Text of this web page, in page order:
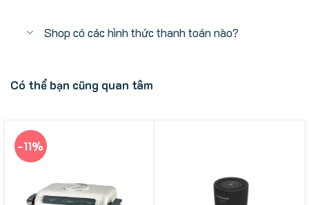
Shop có các hình thức thanh toán nào?
Có thể bạn cũng quan tâm
-11%